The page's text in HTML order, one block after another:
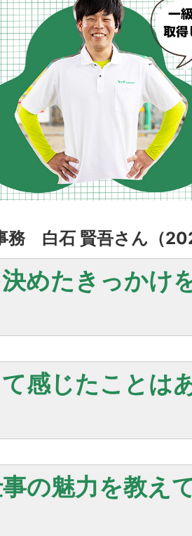
務 白石 賢吾さん（
めたきっかけ
感じたことは
の魅力を教え